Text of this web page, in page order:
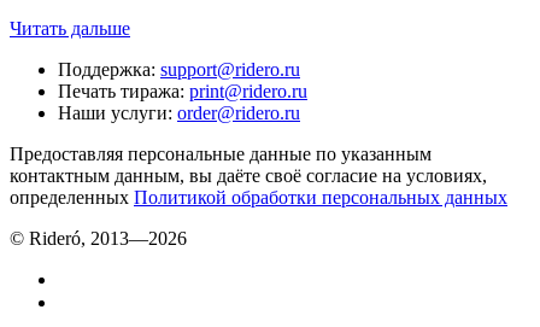
Читать дальше
Поддержка: support@ridero.ru
Печать тиража: print@ridero.ru
Наши услуги: order@ridero.ru
Предоставляя персональные данные по указанным
контактным данным, вы даёте своё согласие на условиях,
определенных Политикой обработки персональных данных
© Rideró, 2013—2026